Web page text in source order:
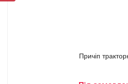
Причіп